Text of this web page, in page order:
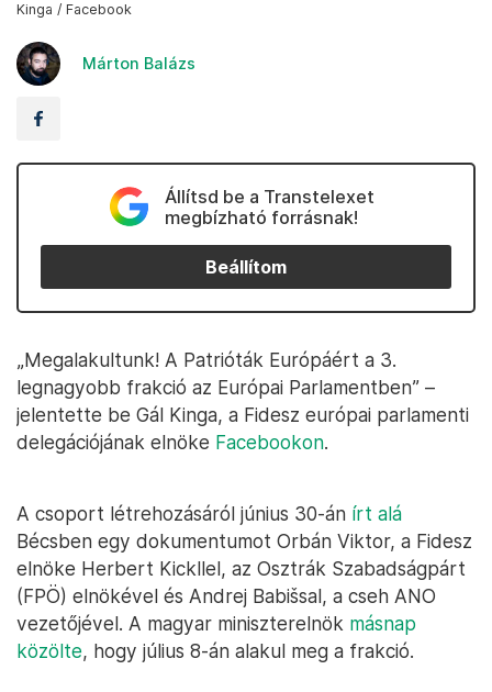
Kinga / Facebook
Márton Balázs
Állítsd be a Transtelexet
megbízható forrásnak!
Beállítom
„Megalakultunk! A Patrióták Európáért a 3.
legnagyobb frakció az Európai Parlamentben” –
jelentette be Gál Kinga, a Fidesz európai parlamenti
delegációjának elnöke Facebookon.
A csoport létrehozásáról június 30-án írt alá
Bécsben egy dokumentumot Orbán Viktor, a Fidesz
elnöke Herbert Kickllel, az Osztrák Szabadságpárt
(FPÖ) elnökével és Andrej Babišsal, a cseh ANO
vezetőjével. A magyar miniszterelnök másnap
közölte, hogy július 8-án alakul meg a frakció.